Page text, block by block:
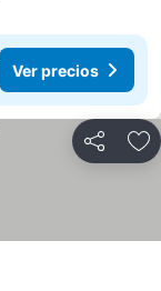
Ver precios
Compartir